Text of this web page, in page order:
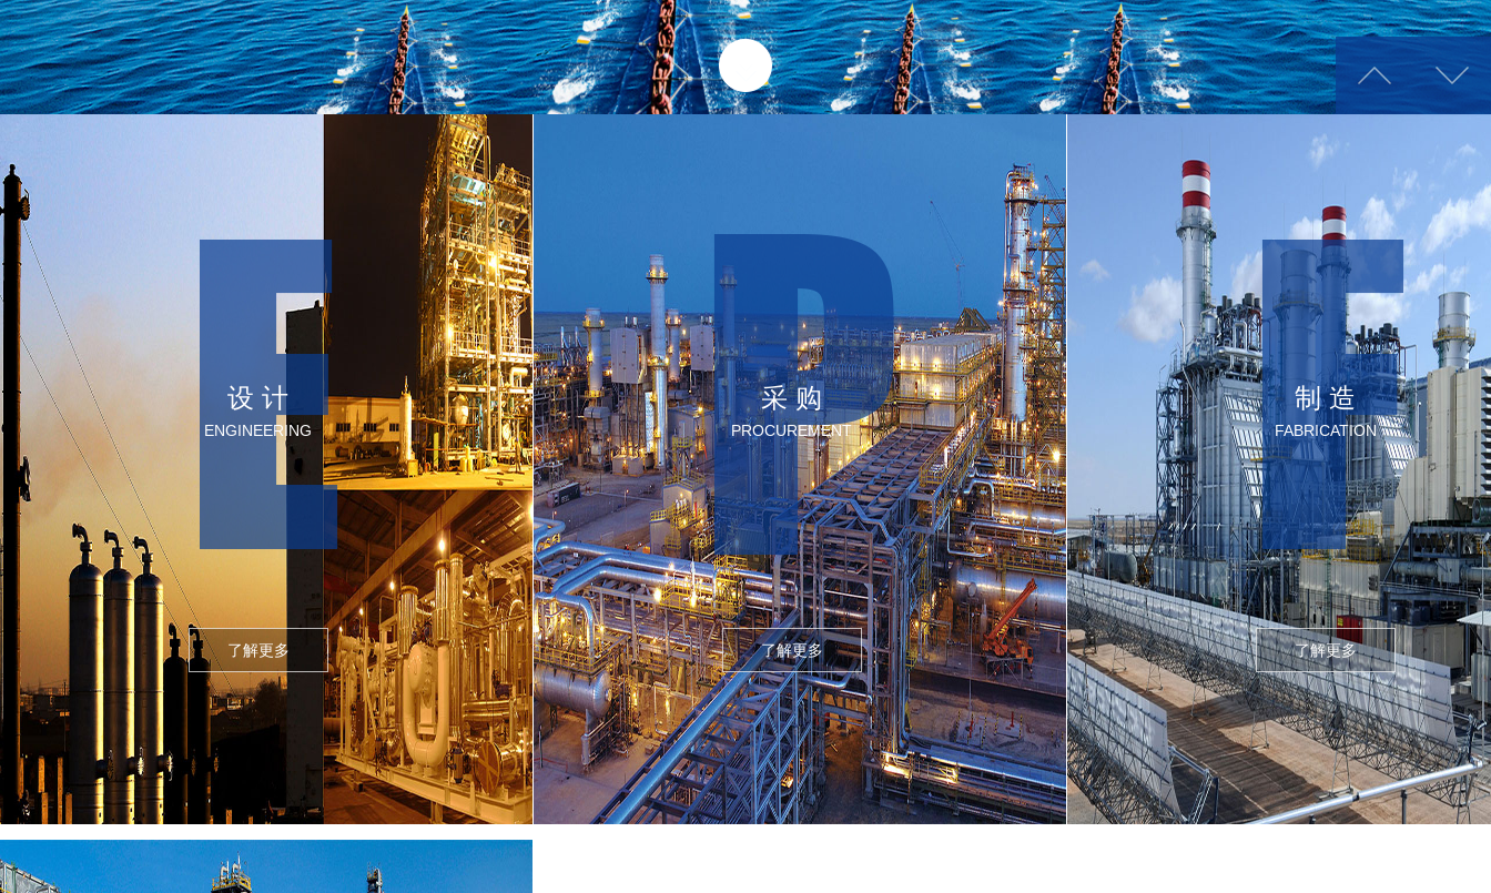
设 计
ENGINEERING
了解更多
采 购
PROCUREMENT
了解更多
制 造
FABRICATION
了解更多